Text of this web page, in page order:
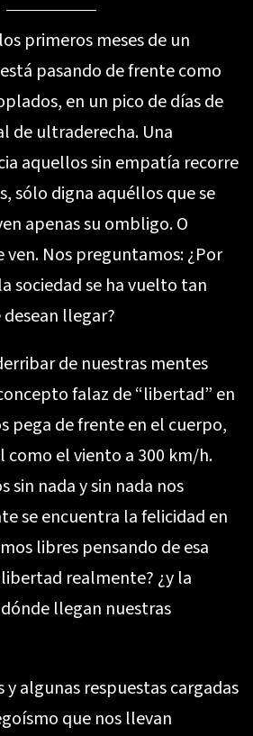
primeros meses de un
pasando de frente como
en un pico de días de
de ultraderecha. Una
aquellos sin empatía recorre
sólo digna aquéllos que se
apenas su ombligo. O
Nos preguntamos: ¿Por
sociedad se ha vuelto tan
llegar?
de nuestras mentes
falaz de “libertad” en
pega de frente en el cuerpo,
el viento a 300 km/h.
sin nada y sin nada nos
se encuentra la felicidad en
libres pensando de esa
realmente? ¿y la
llegan nuestras
y algunas respuestas cargadas
que nos llevan